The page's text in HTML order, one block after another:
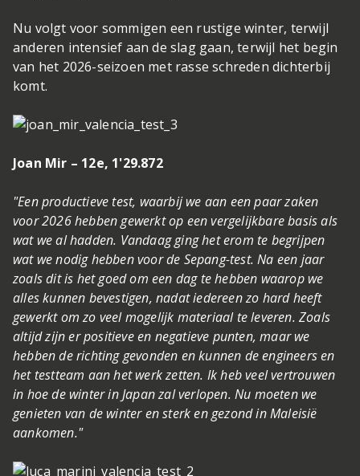
Nu volgt voor sommigen een rustige winter, terwijl
anderen intensief aan de slag gaan, terwijl het begin
van het 2026-seizoen met rasse schreden dichterbij
komt.
Joan Mir – 12e, 1'29.872
"Een productieve test, waarbij we aan een paar zaken
voor 2026 hebben gewerkt op een vergelijkbare basis als
wat we al hadden. Vandaag ging het erom te begrijpen
wat we nodig hebben voor de Sepang-test. Na een jaar
zoals dit is het goed om een dag te hebben waarop we
alles kunnen bevestigen, nadat iedereen zo hard heeft
gewerkt om zo veel mogelijk materiaal te leveren. Zoals
altijd zijn er positieve en negatieve punten, maar we
hebben de richting gevonden en kunnen de engineers en
het testteam aan het werk zetten. Ik heb veel vertrouwen
in hoe de winter in Japan zal verlopen. Nu moeten we
genieten van de winter en sterk en gezond in Maleisië
aankomen."